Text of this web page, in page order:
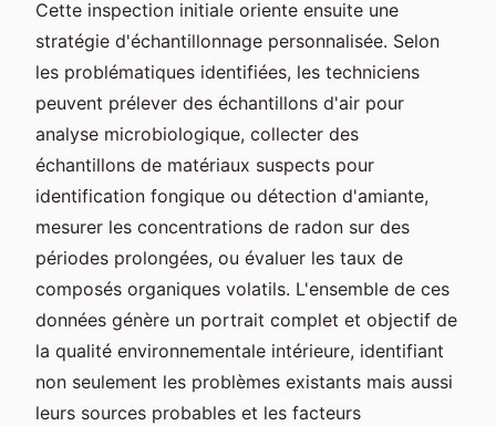
Cette inspection initiale oriente ensuite une
stratégie d'échantillonnage personnalisée. Selon
les problématiques identifiées, les techniciens
peuvent prélever des échantillons d'air pour
analyse microbiologique, collecter des
échantillons de matériaux suspects pour
identification fongique ou détection d'amiante,
mesurer les concentrations de radon sur des
périodes prolongées, ou évaluer les taux de
composés organiques volatils. L'ensemble de ces
données génère un portrait complet et objectif de
la qualité environnementale intérieure, identifiant
non seulement les problèmes existants mais aussi
leurs sources probables et les facteurs